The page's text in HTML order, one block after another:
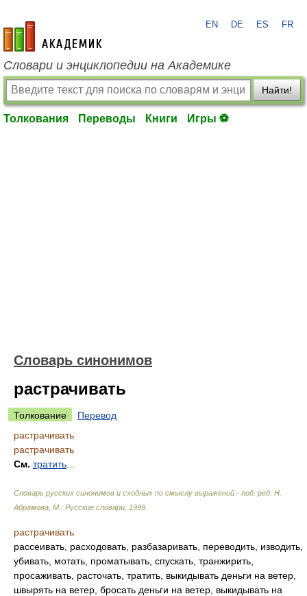
academic.ru
EN DE ES FR
Словари и энциклопедии на Академике
Найти!
Толкования Переводы Книги Игры ⚽
Словарь синонимов
растрачивать
Толкование
Перевод
растрачивать
растрачивать
См. тратить
Словарь русских синонимов и сходных по смыслу выражений.- под. ред. Н.
Абрамова, М.: Русские словари 1999
растрачивать
рассеивать, расходовать, разбазаривать, переводить, изводить,
убивать, мотать, проматывать, спускать, транжирить,
просаживать, расточать, тратить, выкидывать деньги на ветер,
швырять на ветер, бросать деньги на ветер, выкидывать на